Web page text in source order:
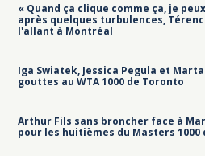
« Quand ça clique comme ça, je
après quelques turbulences,
l'allant à Montréal
Iga Swiatek, Jessica Pegula et
gouttes au WTA 1000 de Toronto
Arthur Fils sans broncher face à
pour les huitièmes du Masters 1000